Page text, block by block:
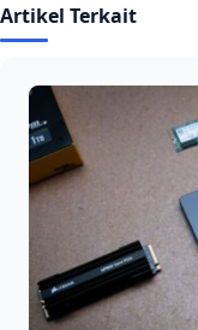
Artikel Terkait